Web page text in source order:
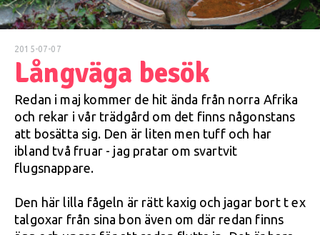
2015-07-07
Långväga besök
Redan i maj kommer de hit ända från norra Afrika
och rekar i vår trädgård om det finns någonstans
att bosätta sig. Den är liten men tuff och har
ibland två fruar - jag pratar om svartvit
flugsnappare.
Den här lilla fågeln är rätt kaxig och jagar bort t ex
talgoxar från sina bon även om där redan finns